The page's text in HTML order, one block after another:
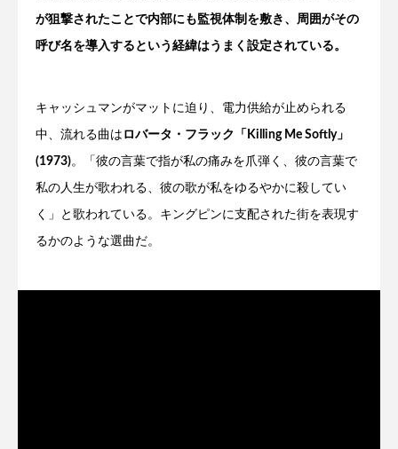
が狙撃されたことで内部にも監視体制を敷き、周囲がその
呼び名を導入するという経緯はうまく設定されている。
キャッシュマンがマットに迫り、電力供給が止められる
中、流れる曲は ロバータ・フラック「Killing Me Softly」
(1973)。「彼の言葉で指が私の痛みを爪弾く、彼の言葉で
私の人生が歌われる、彼の歌が私をゆるやかに殺してい
く」と歌われている。キングピンに支配された街を表現す
るかのような選曲だ。